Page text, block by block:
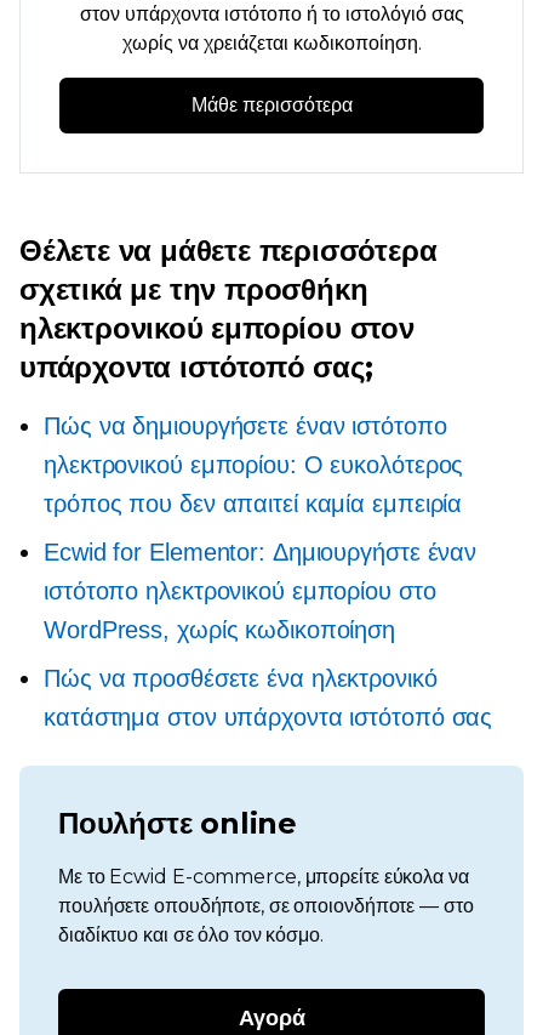
στον υπάρχοντα ιστότοπο ή το ιστολόγιό σας
χωρίς να χρειάζεται κωδικοποίηση.
Μάθε περισσότερα
Θέλετε να μάθετε περισσότερα
σχετικά με την προσθήκη
ηλεκτρονικού εμπορίου στον
υπάρχοντα ιστότοπό σας;
Πώς να δημιουργήσετε έναν ιστότοπο
ηλεκτρονικού εμπορίου: Ο ευκολότερος
τρόπος που δεν απαιτεί καμία εμπειρία
Ecwid for Elementor: Δημιουργήστε έναν
ιστότοπο ηλεκτρονικού εμπορίου στο
WordPress, χωρίς κωδικοποίηση
Πώς να προσθέσετε ένα ηλεκτρονικό
κατάστημα στον υπάρχοντα ιστότοπό σας
Πουλήστε online
Με το Ecwid E-commerce, μπορείτε εύκολα να
πουλήσετε οπουδήποτε, σε οποιονδήποτε — στο
διαδίκτυο και σε όλο τον κόσμο.
Αγορά